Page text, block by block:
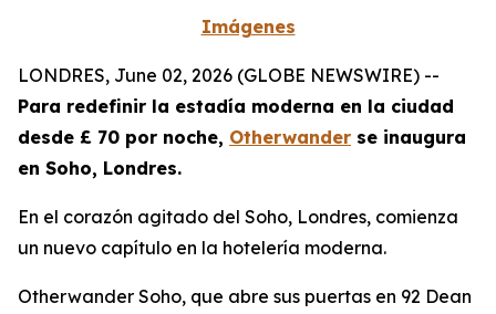
Imágenes
LONDRES, June 02, 2026 (GLOBE NEWSWIRE) --
Para redefinir la estadía moderna en la ciudad
desde £ 70 por noche, Otherwander se inaugura
en Soho, Londres.
En el corazón agitado del Soho, Londres, comienza
un nuevo capítulo en la hotelería moderna.
Otherwander Soho, que abre sus puertas en 92 Dean